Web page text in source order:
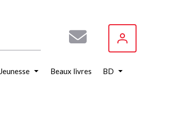
Jeunesse Beaux livres BD